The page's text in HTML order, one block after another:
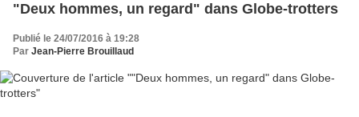
"Deux hommes, un regard" dans Globe-trotters
Publié le 24/07/2016 à 19:28
Par Jean-Pierre Brouillaud